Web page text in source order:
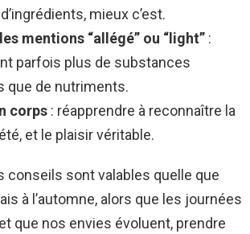
mieux c’est.
mentions “allégé” ou “light” :
parfois plus de substances
que de nutriments.
corps : réapprendre à reconnaître la
et le plaisir véritable.
conseils sont valables quelle que
à l’automne, alors que les journées
que nos envies évoluent, prendre